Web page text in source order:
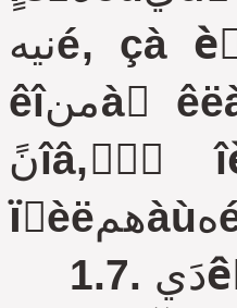
نيهé, çà èٌêë‏÷هيèهى ïهًèîنà ٌ 15 è‏يے ïî 10 è‏ëے,
êîمنà ٌêëàنèًîâàيèه è ًُàيهيèه îلîًَنîâàيèے,
نًîâ, ًٌٍîèٍهëüيûُ è èيûُ ىàٍهًèàëîâ يà